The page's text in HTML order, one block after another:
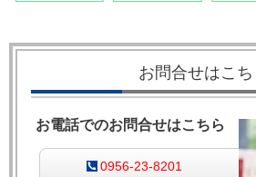
お問合せはこち
お電話でのお問合せはこちら
0956-23-8201